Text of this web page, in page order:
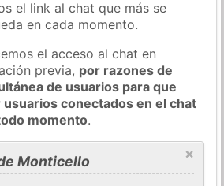
el link al chat que más se
en cada momento.
el acceso al chat en
previa, por razones de
de usuarios para que
conectados en el chat
momento.
×
Monticello